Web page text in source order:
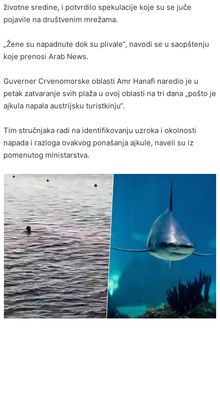
životne sredine, i potvrdilo spekulacije koje su se juče
pojavile na društvenim mrežama.
„Žene su napadnute dok su plivale“, navodi se u saopštenju
koje prenosi Arab News.
Guverner Crvenomorske oblasti Amr Hanafi naredio je u
petak zatvaranje svih plaža u ovoj oblasti na tri dana „pošto je
ajkula napala austrijsku turistkinju“.
Tim stručnjaka radi na identifikovanju uzroka i okolnosti
napada i razloga ovakvog ponašanja ajkule, naveli su iz
pomenutog ministarstva.